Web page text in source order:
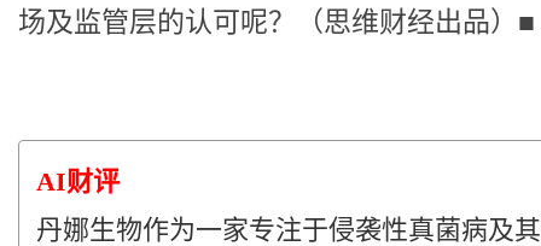
场及监管层的认可呢？（思维财经出品）■
AI财评
丹娜生物作为一家专注于侵袭性真菌病及